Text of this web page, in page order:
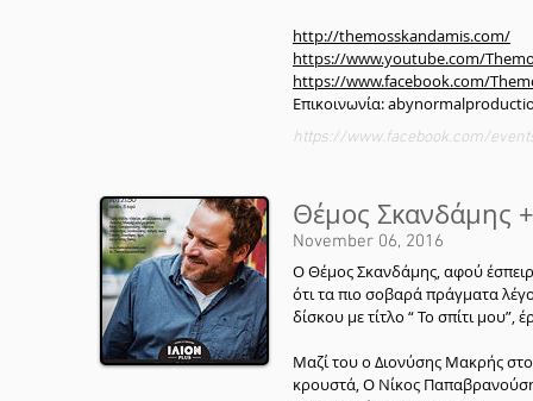
http://themosskandamis.com/
https://www.youtube.com/
https://www.facebook.com/
Επικοινωνία:
https://www.facebook.com/
Θέμος Σκανδάμης
November 06, 2016
Ο Θέμος Σκανδάμης, αφού
ότι τα πιο σοβαρά πράγματα
δίσκου με τίτλο “ Το σπίτι μου”,
Μαζί του ο Διονύσης Μακρής
κρουστά, O Νίκος